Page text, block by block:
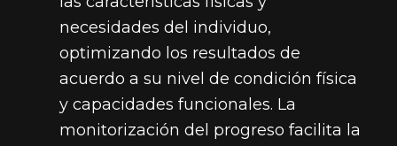
necesidades del individuo,
optimizando los resultados de
acuerdo a su nivel de condición física
y capacidades funcionales. La
monitorización del progreso facilita la